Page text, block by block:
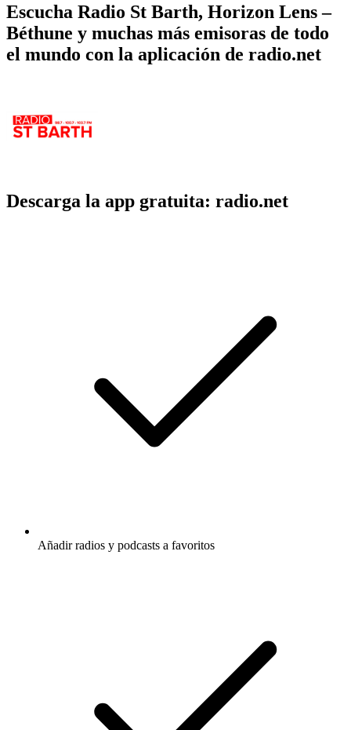
Escucha Radio St Barth, Horizon Lens –
Béthune y muchas más emisoras de todo
el mundo con la aplicación de radio.net
Descarga la app gratuita: radio.net
Añadir radios y podcasts a favoritos